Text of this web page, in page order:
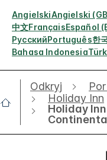
AngielskiAngielski
中文FrançaisEspañol
РусскийPortuguês한
Bahasa Indonesia
Odkryj
Holiday Inn
Holiday